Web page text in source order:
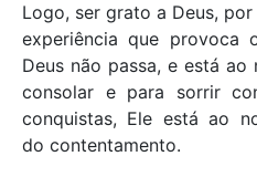
Logo, ser grato a Deus,
experiência que provoca
Deus não passa, e está
consolar e para sorrir
conquistas, Ele está ao
do contentamento.